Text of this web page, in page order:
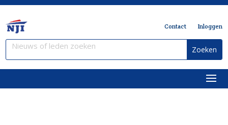
Contact Inloggen